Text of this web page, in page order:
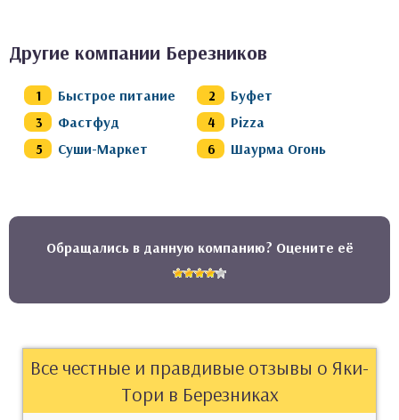
Другие компании Березников
Быстрое питание
Буфет
Фастфуд
Pizza
Суши-Маркет
Шаурма Огонь
Обращались в данную компанию? Оцените её
Все честные и правдивые отзывы о Яки-
Тори в Березниках